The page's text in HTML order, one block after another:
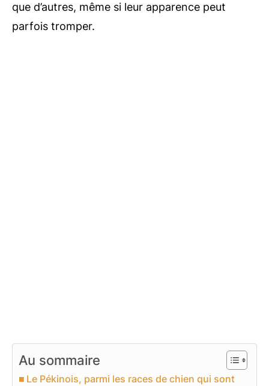
que d’autres, même si leur apparence peut
parfois tromper.
Au sommaire
Le Pékinois, parmi les races de chien qui sont